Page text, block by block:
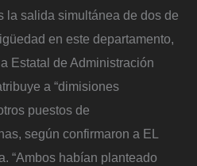
la salida simultánea de dos de
en este departamento,
Estatal de Administración
a “dimisiones
puestos de
según confirmaron a EL
“Ambos habían planteado